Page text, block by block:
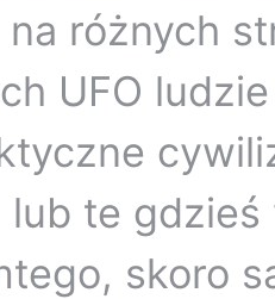
różnych
UFO
lub te
skoro